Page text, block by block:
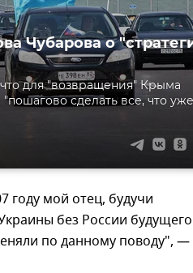
Чубарова о
для "возвращения" Крыма
сделать все, что уже
году мой отец, будучи
без России будущего
по данному поводу", —